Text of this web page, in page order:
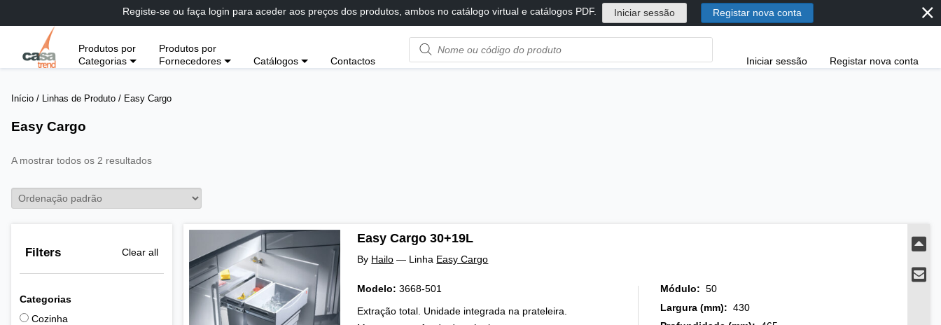
diretamente
conteúdo
Registe-se ou faça login para aceder aos preços dos produtos, ambos no catálogo virtual e catálogos PDF. Iniciar sessão Registar nova conta ⨯
Produtos por
Categorias
Produtos por
Fornecedores
Catálogos Contactos
Product
name
Iniciar sessão Registar nova conta
Início / Linhas de Produto / Easy Cargo
Easy Cargo
A mostrar todos os 2 resultados
Filters Clear all
Categorias
Cozinha
Easy Cargo 30+19L
By Hailo — Linha Easy Cargo
Modelo: 3668-501
Extração total. Unidade integrada na prateleira.
Módulo: 50
Largura (mm): 430